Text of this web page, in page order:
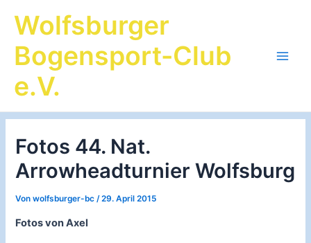
InhaltWolfsburger
Bogensport-Club
e.V.
Fotos 44. Nat.
Arrowheadturnier Wolfsburg
Vonwolfsburger-bc /29. April 2015
Fotos von Axel